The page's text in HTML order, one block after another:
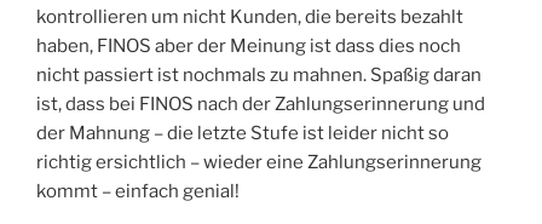
kontrollieren um nicht Kunden, die bereits bezahlt
haben, FINOS aber der Meinung ist dass dies noch
nicht passiert ist nochmals zu mahnen. Spaßig daran
ist, dass bei FINOS nach der Zahlungserinnerung und
der Mahnung – die letzte Stufe ist leider nicht so
richtig ersichtlich – wieder eine Zahlungserinnerung
kommt – einfach genial!